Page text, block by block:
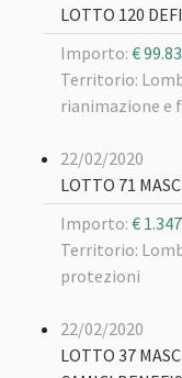
LOTTO 120
Importo: €
Territorio:
rianimazione e
22/02/2020
LOTTO 71
Importo: €
Territorio:
protezioni
22/02/2020
LOTTO 37